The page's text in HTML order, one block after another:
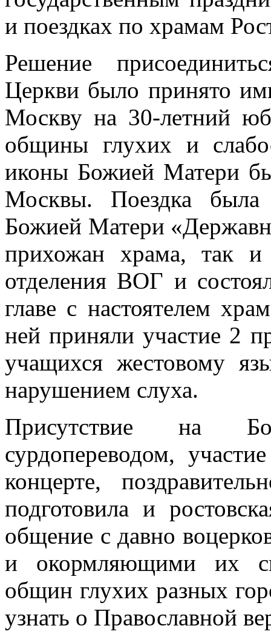
и поездках по храмам
Решение
Церкви было принято
Москву на 30-летний
общины глухих и
иконы Божией Матери
Москвы. Поездка была
Божией Матери
прихожан храма, так и
отделения ВОГ и
главе с настоятелем
ней приняли участие 2
учащихся жестовому
нарушением слуха.
Присутствие на
сурдопереводом,
концерте,
подготовила и
общение с давно
и окормляющими их
общин глухих разных
узнать о Православной